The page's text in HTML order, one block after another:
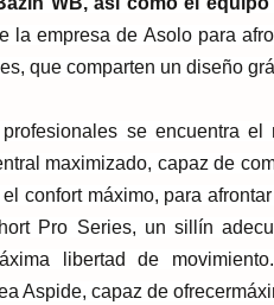
la empresa de Asolo para
, que comparten un diseño
se encuentra el
maximizado, capaz de
confort máximo, para
Pro Series, un sillín
libertad de
Aspide, capaz de ofrecer